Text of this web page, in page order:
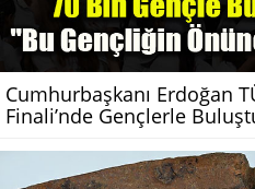
Cumhurbaşkanı Erdoğan
Finali’nde Gençlerle